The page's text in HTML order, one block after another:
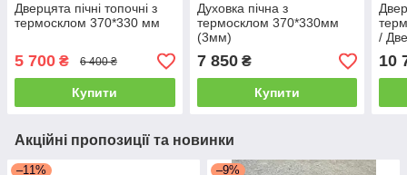
Дверцята пічні топочні з
термосклом 370*330 мм
5 700 ₴ 6 400 ₴
Купити
Духовка пічна з
термосклом 370*330мм
(3мм)
7 850₴
Купити
/
10
Акційні пропозиції та новинки
–11% –9%